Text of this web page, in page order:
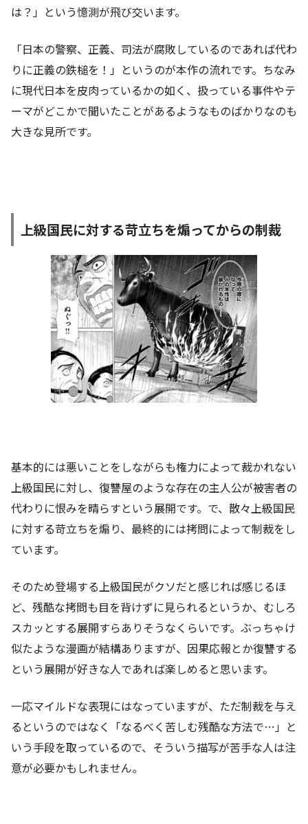
は？」という憶測が飛び交います。
「日本の警察、正義、司法が腐敗しているのであれば代わ
りに正義の鉄槌を！」というのが本作の流れです。ちなみ
に現代日本を皮肉っているかの如く、扱っている事件やテ
ーマがどこかで聞いたことがあるようなものばかりなのも
大きな見所です。
上級国民に対する苛立ちを煽ってからの制裁
基本的には悪いことをしながらも権力によって裁かれない
上級国民に対し、復讐屋のような存在の主人公が被害者の
代わりに恨みを晴らすという展開です。で、散々上級国民
に対する苛立ちを煽り、最終的には拷問によって制裁をし
ています。
そのため登場する上級国民がクソだと感じれば感じるほ
ど、残酷な拷問も目を背けずに見られるというか、むしろ
スカッとする展開すらありそうなくらいです。ぶっちゃけ
似たような漫画が結構ありますが、因果応報とか復讐する
という展開が好きな人であれば楽しめると思います。
一応マイルドな表現にはなっていますが、ただ制裁を与え
るというのではなく「なるべく苦しむ残酷な方法で…」と
いう手段を取っているので、そういう描写が苦手な人は注
意が必要かもしれません。